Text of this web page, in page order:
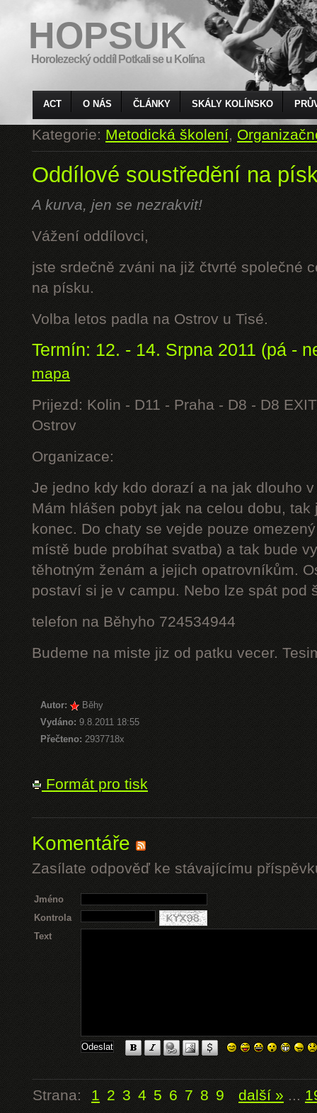
HOPSUK
Horolezecký oddíl Potkali se u Kolína
ACT O NÁS ČLÁNKY SKÁLY KOLÍNSKO
Kategorie:Metodická školení,
Oddílové soustředění na
A kurva, jen se nezrakvit!
Vážení oddílovci,
jste srdečně zváni na již čtvrté společné
na písku.
Volba letos padla na Ostrov u Tisé.
Termín: 12. - 14. Srpna 2011 (pá -
mapa
Prijezd: Kolin - D11 - Praha - D8 - D8
Ostrov
Organizace:
Je jedno kdy kdo dorazí a na jak dlouho
Mám hlášen pobyt jak na celou dobu,
konec. Do chaty se vejde pouze
místě bude probíhat svatba) a tak bude
těhotným ženám a jejich opatrovníkům.
postaví si je v campu. Nebo lze spát pod
telefon na Běhyho 724534944
Budeme na miste jiz od patku vecer.
Autor:
Běhy
Vydáno: 9.8.2011 18:55
Přečteno: 2937718x
Formát pro tisk
Komentáře
Zasílate odpověď ke stávajícímu
Jméno
Kontrola
Text
Strana: 1 2 3 4 5 6 7 8 9 další » ...